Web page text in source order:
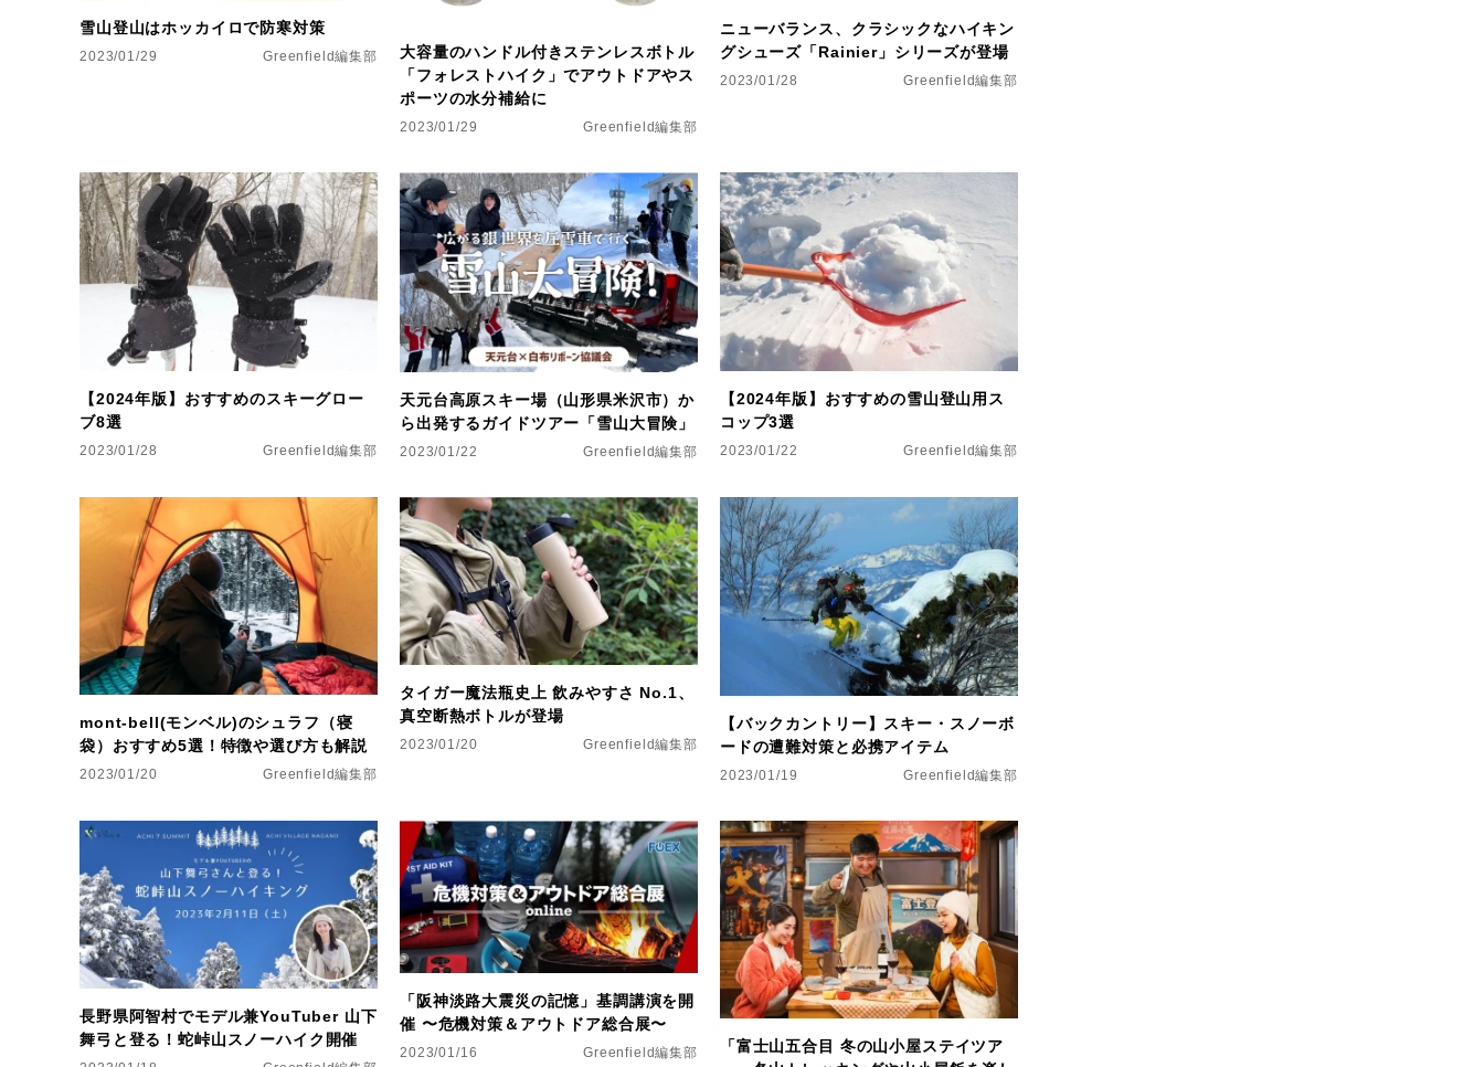
雪山登山はホッカイロで防寒対策
2023/01/29 Greenfield編集部
大容量のハンドル付きステンレスボトル
「フォレストハイク」でアウトドアやス
ポーツの水分補給に
2023/01/29 Greenfield編集部
ニューバランス、クラシックなハイキン
グシューズ「Rainier」シリーズが登場
2023/01/28 Greenfield編集部
【2024年版】おすすめのスキーグロー
ブ8選
2023/01/28 Greenfield編集部
天元台高原スキー場（山形県米沢市）か
ら出発するガイドツアー「雪山大冒険」
2023/01/22 Greenfield編集部
【2024年版】おすすめの雪山登山用ス
コップ3選
2023/01/22 Greenfield編集部
mont-bell(モンベル)のシュラフ（寝
袋）おすすめ5選！特徴や選び方も解説
2023/01/20 Greenfield編集部
タイガー魔法瓶史上 飲みやすさ No.1、
真空断熱ボトルが登場
2023/01/20 Greenfield編集部
【バックカントリー】スキー・スノーボ
ードの遭難対策と必携アイテム
2023/01/19 Greenfield編集部
長野県阿智村でモデル兼YouTuber 山下
舞弓と登る！蛇峠山スノーハイク開催
「阪神淡路大震災の記憶」基調講演を開
催 〜危機対策＆アウトドア総合展〜
2023/01/16 Greenfield編集部
「富士山五合目 冬の山小屋ステイツア